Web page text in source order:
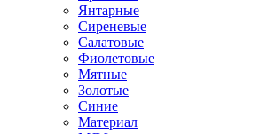
Янтарные
Сиреневые
Салатовые
Фиолетовые
Мятные
Золотые
Синие
Материал